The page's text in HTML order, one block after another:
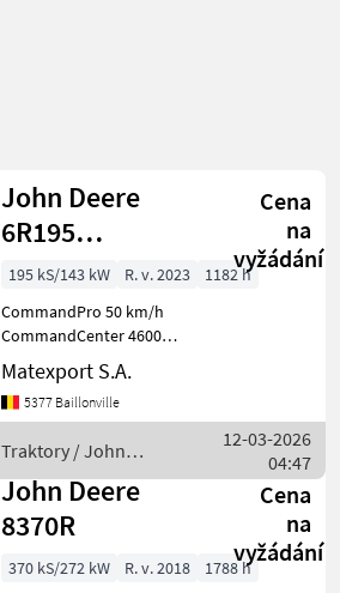
John Deere
6R195
CommandPro
Cena
na
vyžádání
195 kS/143 kW R. v. 2023
1182 h
CommandPro 50 km/h
CommandCenter 4600
Gefederte Vorderachse +
Kabinenfederung AutoTrac
+ SF6000 ISOBUS-Steckdose
Hydraulikpumpe 155 L/min
Zapfwelle 54
Matexport S.A.
5377 Baillonville
Traktory / John
Deere
12-03-2026
04:47
John Deere
8370R
Cena
na
vyžádání
370 kS/272 kW R. v. 2018
1788 h